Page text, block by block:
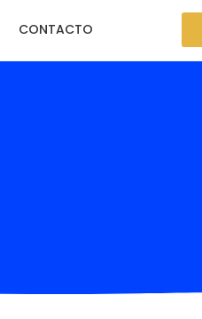
CONTACTO